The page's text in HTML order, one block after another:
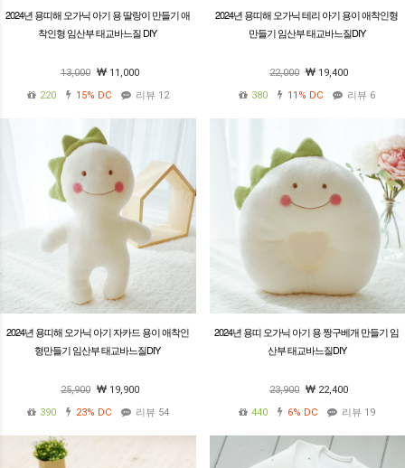
2024년 용띠해 오가닉 아기 용 딸랑이 만들기 애
착인형 임산부 태교바느질 DIY
13,000
11,000
220
15% DC 리뷰 12
2024년 용띠해 오가닉 테리 아기 용이 애착인형
만들기 임산부 태교바느질DIY
22,000
19,400
380
11% DC 리뷰 6
2024년 용띠해 오가닉 아기 자카드 용이 애착인
형만들기 임산부 태교바느질DIY
25,900
19,900
390
23% DC 리뷰 54
2024년 용띠 오가닉 아기 용 짱구베개 만들기 임
산부 태교바느질DIY
23,900
22,400
440
6% DC 리뷰 19